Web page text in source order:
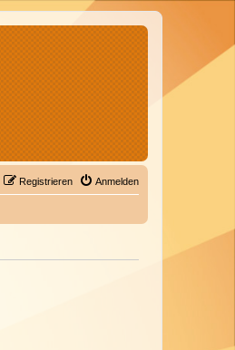
Anmelden
Registrieren